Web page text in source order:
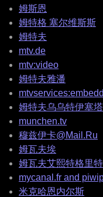
姆斯恩
姆特格 塞尔维斯斯
姆特夫
mtv.de
mtv:video
姆特夫雅潘
姆特夫乌乌特伊塞
munchen.tv
穆兹伊卡@Mail.Ru
姆瓦夫埃
姆瓦夫艾熙特格里特
mycanal.fr and
米克哈恩内尔斯